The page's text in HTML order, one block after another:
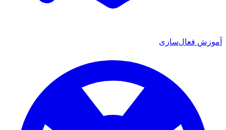
آموزش فعال‌سازی